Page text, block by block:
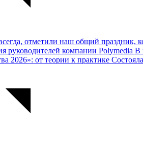
отметили наш общий праздник,
руководителей компании Polymedia В
2026»: от теории к практике